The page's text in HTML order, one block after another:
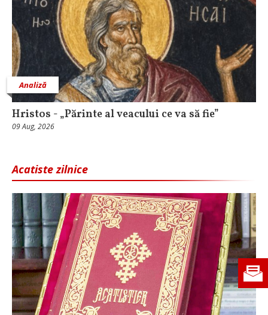
Analiză
Hristos - „Părinte al veacului ce va să fie”
09 Aug, 2026
Acatiste zilnice